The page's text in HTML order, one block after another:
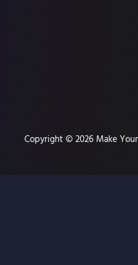
Copyright © 2026 Make